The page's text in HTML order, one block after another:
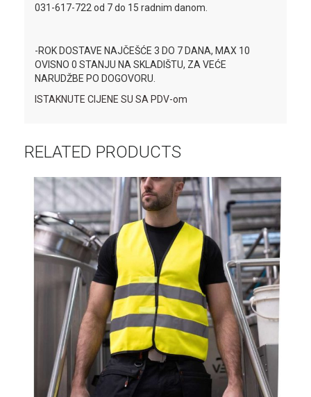
031-617-722 od 7 do 15 radnim danom.
-ROK DOSTAVE NAJČEŠĆE 3 DO 7 DANA, MAX 10
OVISNO 0 STANJU NA SKLADIŠTU, ZA VEĆE
NARUDŽBE PO DOGOVORU.
ISTAKNUTE CIJENE SU SA PDV-om
RELATED PRODUCTS